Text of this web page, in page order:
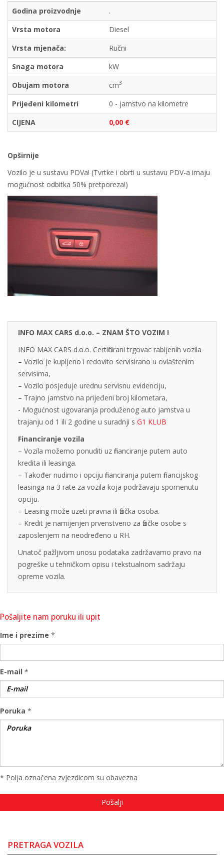
Godina proizvodnje
.
Vrsta motora
Diesel
Vrsta mjenača:
Ručni
Snaga motora
kW
Obujam motora
cm3
Prijeđeni kilometri
0 - jamstvo na kilometre
CIJENA
0,00 €
Opširnije
Vozilo je u sustavu PDVa! (Tvrtke i obrti u sustavu PDV-a imaju
mogućnost odbitka 50% pretporeza!)
INFO MAX CARS d.o.o. – ZNAM ŠTO VOZIM !
INFO MAX CARS d.o.o. Certificirani trgovac rabljenih vozila
– Vozilo je kupljeno i redovito servisirano u ovlaštenim
servisima,
– Vozilo posjeduje urednu servisnu evidenciju,
– Trajno jamstvo na prijeđeni broj kilometara,
- Mogućnost ugovaranja produženog auto jamstva u
trajanju od 1 ili 2 godine u suradnji s G1 KLUB
Financiranje vozila
– Vozila možemo ponuditi uz financiranje putem auto
kredita ili leasinga.
– Također nudimo i opciju financiranja putem financijskog
leasinga na 3 rate za vozila koja podržavaju spomenutu
opciju.
– Leasing može uzeti pravna ili fizička osoba.
– Kredit je namijenjen prvenstveno za fizičke osobe s
zaposlenjem na neodređeno u RH.
Unatoč pažljivom unosu podataka zadržavamo pravo na
pogreške u tehničkom opisu i tekstualnom sadržaju
opreme vozila.
Pošaljite nam poruku ili upit
Ime i prezime *
E-mail *
Poruka *
* Polja označena zvjezdicom su obavezna
PRETRAGA VOZILA